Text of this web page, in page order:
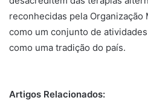
reconhecidas pela Organização
como um conjunto de
como uma tradição do país.
Artigos Relacionados: